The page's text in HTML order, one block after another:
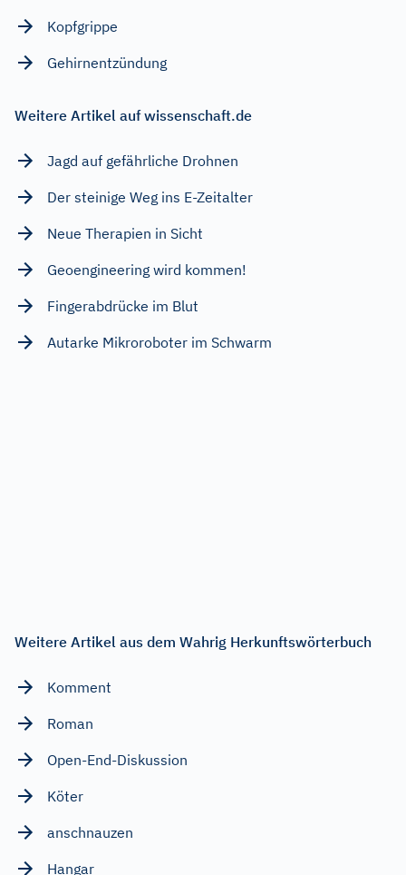
Kopfgrippe
Gehirnentzündung
Weitere Artikel auf wissenschaft.de
Jagd auf gefährliche Drohnen
Der steinige Weg ins E-Zeitalter
Neue Therapien in Sicht
Geoengineering wird kommen!
Fingerabdrücke im Blut
Autarke Mikroroboter im Schwarm
Weitere Artikel aus dem Wahrig Herkunftswörterbuch
Komment
Roman
Open-End-Diskussion
Köter
anschnauzen
Hangar